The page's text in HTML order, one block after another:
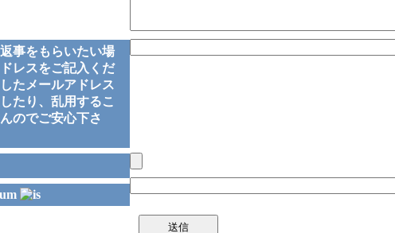
事をもらいたい場
レスをご記入くだ
たメールアドレス
たり、乱用するこ
のでご安心下さ